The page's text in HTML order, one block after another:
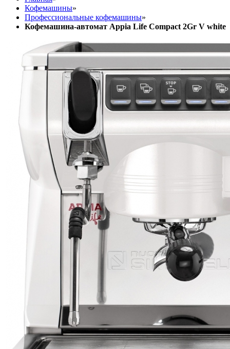
Кофемашины»
Профессиональные кофемашины»
Кофемашина-автомат Appia Life Compact 2Gr V white